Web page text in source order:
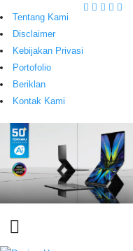
Tentang Kami
Disclaimer
Kebijakan Privasi
Portofolio
Beriklan
Kontak Kami